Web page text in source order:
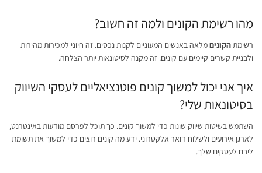
מהו רשימת הקונים ולמה זה חשוב?
רשימתהקוניםמלאה באנשים המעוניים לקנות נכסים. זה חיוני למכירות מהירות
ולבניית קשרים קיימים עם קונים. זה מקנה לסיטונאות יותר הצלחה.
איך אני יכול למשוך קונים פוטנציאליים לעסקי השיווק
בסיטונאות שלי?
השתמש בשיטות שיווק שונות כדי למשוך קונים. כך תוכל לפרסם מודעות באינטרנט,
לארגן אירועים ולשלוח דואר אלקטרוני. ידע מה קונים רוצים כדי למשוך את תשומת
ליבם לעסקים שלך.